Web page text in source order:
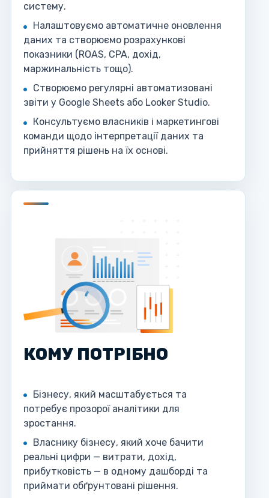
систему.
Налаштовуємо автоматичне оновлення
даних та створюємо розрахункові
показники (ROAS, CPA, дохід,
маржинальність тощо).
Створюємо регулярні автоматизовані
звіти у Google Sheets або Looker Studio.
Консультуємо власників і маркетингові
команди щодо інтерпретації даних та
прийняття рішень на їх основі.
КОМУ ПОТРІБНО
Бізнесу, який масштабується та
потребує прозорої аналітики для
зростання.
Власнику бізнесу, який хоче бачити
реальні цифри — витрати, дохід,
прибутковість — в одному дашборді та
приймати обґрунтовані рішення.